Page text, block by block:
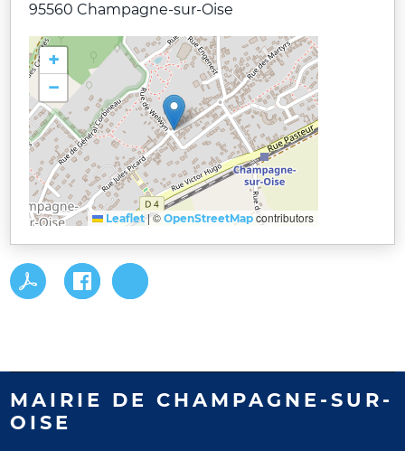
95560 Champagne-sur-Oise
+
−
Leaflet |©OpenStreetMapcontributors
MAIRIE DE CHAMPAGNE-SUR-
OISE